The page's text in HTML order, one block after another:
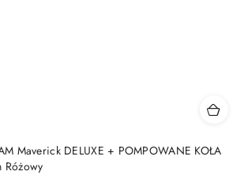
Maverick DELUXE + POMPOWANE KOŁA
Różowy